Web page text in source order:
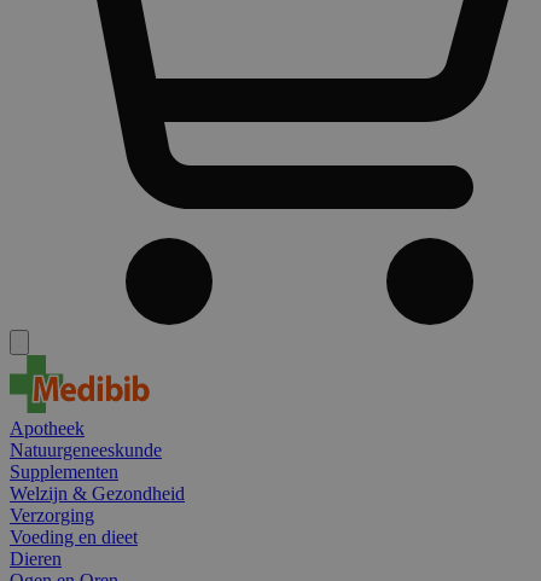
Apotheek
Natuurgeneeskunde
Supplementen
Welzijn & Gezondheid
Verzorging
Voeding en dieet
Dieren